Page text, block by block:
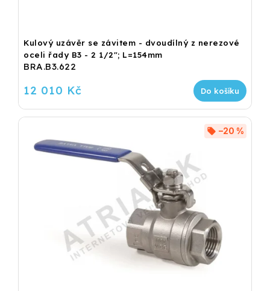
Kulový uzávěr se závitem - dvoudílný z nerezové
oceli řady B3 - 2 1/2"; L=154mm
BRA.B3.622
12 010 Kč Do košíku
–20 %